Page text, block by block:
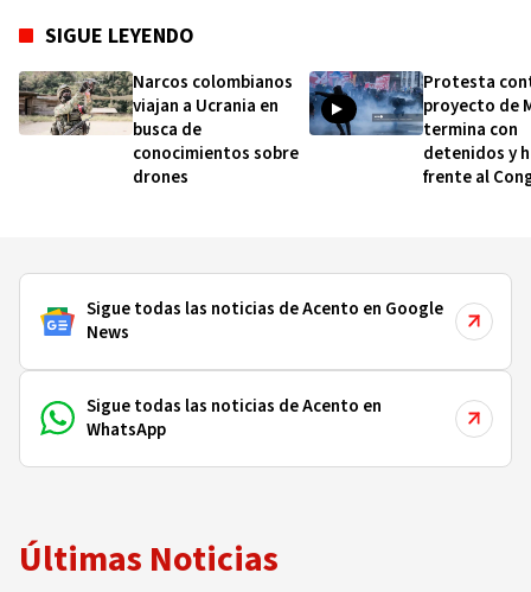
SIGUE LEYENDO
Narcos colombianos
viajan a Ucrania en
busca de
conocimientos sobre
drones
Protesta
proyecto de
termina con
detenidos y
frente al
Sigue todas las noticias de Acento en Google
News
Sigue todas las noticias de Acento en
WhatsApp